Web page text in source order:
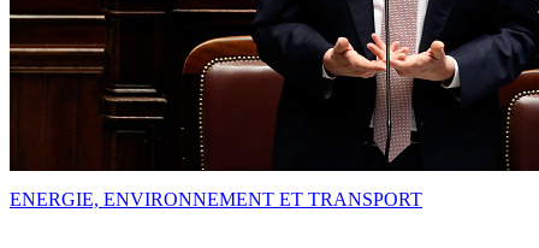
ENERGIE, ENVIRONNEMENT ET TRANSPORT